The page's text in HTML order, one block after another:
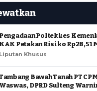
Pengadaan Poltekkes
KAK Petakan Risiko Rp28,51
Liputan Khusus
Bawah Tanah PT
Waswas, DPRD Sulteng